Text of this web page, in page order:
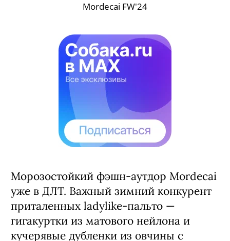
Mordecai FW'24
Морозостойкий фэшн-аутдор Mordecai
уже в ДЛТ. Важный зимний конкурент
приталенных ladylike-пальто —
гигакуртки из матового нейлона и
кучерявые дубленки из овчины с